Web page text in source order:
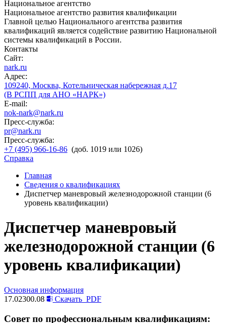
Национальное агентство
Национальное агентство развития квалификации
Главной целью Национального агентства развития
квалификаций является содействие развитию Национальной
системы квалификаций в России.
Контакты
Сайт:
nark.ru
Адрес:
109240, Москва, Котельническая набережная д.17
(В РСПП для АНО «НАРК»)
E-mail:
nok-nark@nark.ru
Пресс-служба:
pr@nark.ru
Пресс-служба:
+7 (495) 966-16-86 (доб. 1019 или 1026)
Справка
Главная
Сведения о квалификациях
Диспетчер маневровый железнодорожной станции (6
уровень квалификации)
Диспетчер маневровый
железнодорожной станции (6
уровень квалификации)
Основная информация
17.02300.08
Скачать PDF
Совет по профессиональным квалификациям: